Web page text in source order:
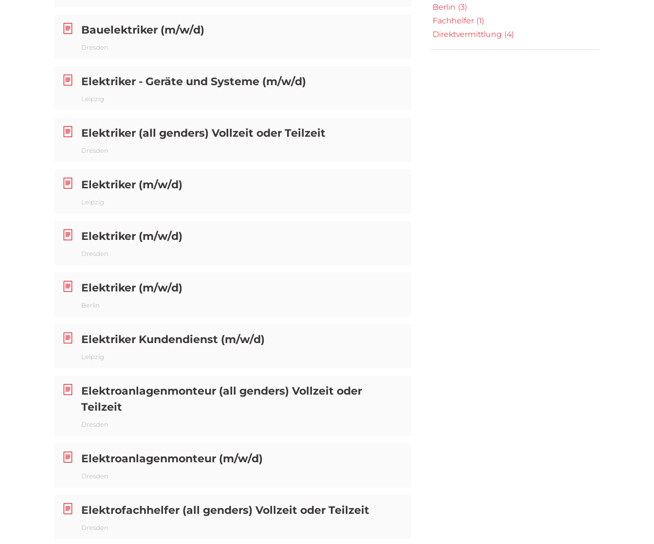
Bauelektriker (m/w/d)
Dresden
Elektriker - Geräte und Systeme (m/w/d)
Leipzig
Elektriker (all genders) Vollzeit oder Teilzeit
Dresden
Elektriker (m/w/d)
Leipzig
Elektriker (m/w/d)
Dresden
Elektriker (m/w/d)
Berlin
Elektriker Kundendienst (m/w/d)
Leipzig
Elektroanlagenmonteur (all genders) Vollzeit oder
Teilzeit
Dresden
Elektroanlagenmonteur (m/w/d)
Dresden
Elektrofachhelfer (all genders) Vollzeit oder Teilzeit
Dresden
Berlin (3)
Fachhelfer (1)
Direktvermittlung (4)